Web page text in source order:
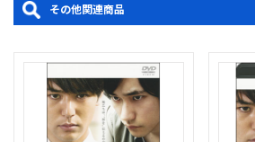
その他関連商品